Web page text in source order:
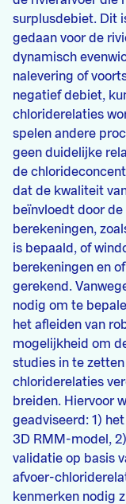
surplusdebiet. Dit
gedaan voor de
dynamisch
nalevering of
negatief debiet,
chloriderelaties
spelen andere
geen duidelijke
de
dat de kwaliteit
beïnvloedt door
berekeningen,
is bepaald, of
berekeningen en
gerekend.
nodig om te
het afleiden van
mogelijkheid om
studies in te
chloriderelaties
breiden. Hiervoor
geadviseerd: 1)
3D RMM-model,
validatie op basis
afvoer-
kenmerken nodig